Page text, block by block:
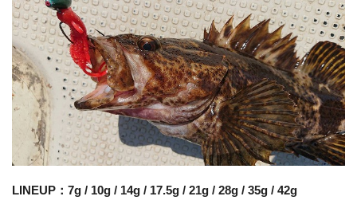
LINEUP：7g / 10g / 14g / 17.5g / 21g / 28g / 35g / 42g